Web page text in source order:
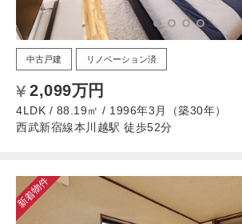
中古戸建 リノベーション済
2,099万円
4LDK / 88.19㎡ / 1996年3月（築30年）
西武新宿線本川越駅 徒歩52分
新着物件